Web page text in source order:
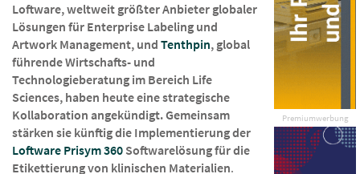
Premiumwerbung
Loftware, weltweit größter Anbieter globaler
Lösungen für Enterprise Labeling und
Artwork Management, und Tenthpin, global
führende Wirtschafts- und
Technologieberatung im Bereich Life
Sciences, haben heute eine strategische
Kollaboration angekündigt. Gemeinsam
stärken sie künftig die Implementierung der
Loftware Prisym 360 Softwarelösung für die
Etikettierung von klinischen Materialien.